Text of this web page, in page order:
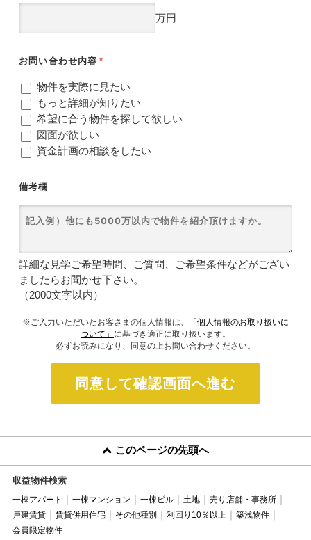
万円
お問い合わせ内容 *
物件を実際に見たい
もっと詳細が知りたい
希望に合う物件を探して欲しい
図面が欲しい
資金計画の相談をしたい
備考欄
詳細な見学ご希望時間、ご質問、ご希望条件などがござい
ましたらお聞かせ下さい。
（2000文字以内）
※ご入力いただいたお客さまの個人情報は、
「個人情報のお取り扱いに
ついて」 に基づき適正に取り扱います。
必ずお読みになり、同意の上お問い合わせください。
同意して確認画面へ進む
このページの先頭へ
収益物件検索
一棟アパート 一棟マンション 一棟ビル 土地
売り店舗・事務所
戸建賃貸
賃貸併用住宅 その他種別 利回り10％以上
築浅物件
会員限定物件